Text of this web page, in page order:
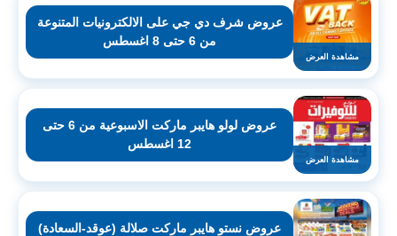
مشاهدة العرض
عروض شرف دي جي على الالكترونيات المتنوعة
من 6 حتى 8 اغسطس
مشاهدة العرض
عروض لولو هايبر ماركت الاسبوعية من 6 حتى
12 اغسطس
عروض نستو هايبر ماركت صلالة (عوقد-السعادة)